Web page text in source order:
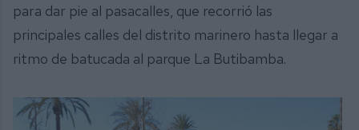
para dar pie al pasacalles, que recorrió las
principales calles del distrito marinero hasta llegar a
ritmo de batucada al parque La Butibamba.